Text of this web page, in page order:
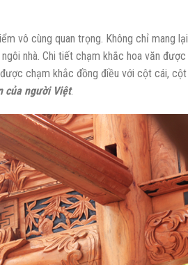
vô cùng quan trọng. Không chỉ mang lại
nhà. Chi tiết chạm khắc hoa văn được
chạm khắc đồng điều với cột cái, cột
của người Việt.